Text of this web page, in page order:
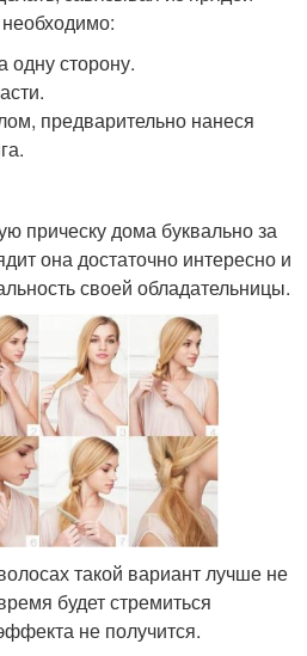
одну сторону.
предварительно нанеся
прическу дома буквально за
она достаточно интересно и
своей обладательницы.
такой вариант лучше не
будет стремиться
не получится.